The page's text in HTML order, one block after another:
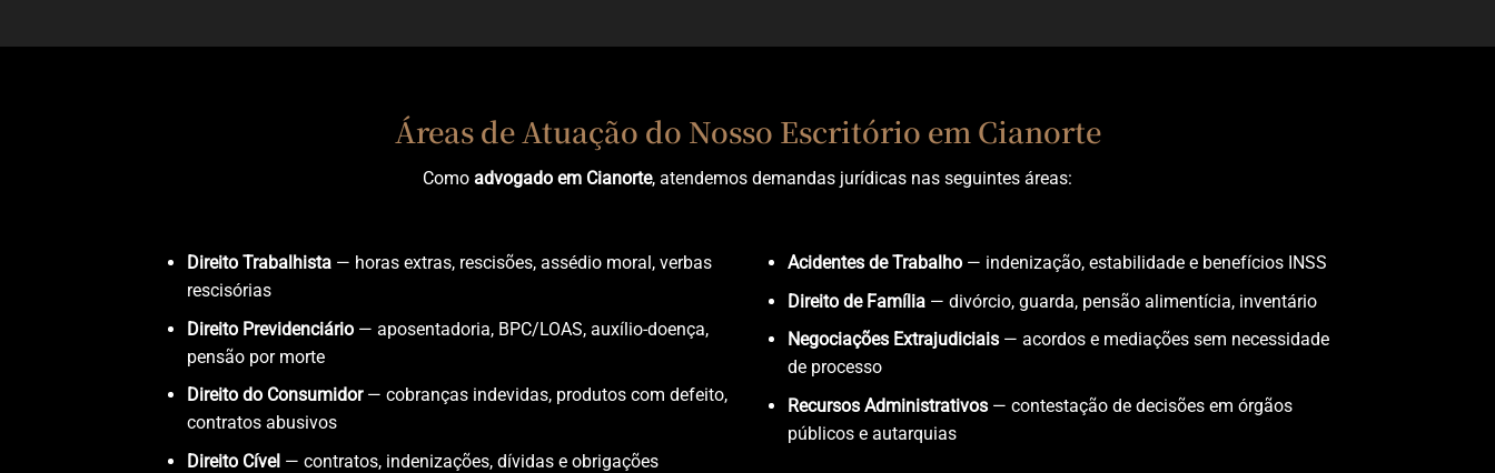
Áreas de Atuação do Nosso Escritório em Cianorte
Como advogado em Cianorte, atendemos demandas jurídicas nas seguintes áreas:
Direito Trabalhista— horas extras, rescisões, assédio moral, verbas
rescisórias
Direito Previdenciário— aposentadoria, BPC/LOAS, auxílio-doença,
pensão por morte
Direito do Consumidor— cobranças indevidas, produtos com defeito,
contratos abusivos
Direito Cível— contratos, indenizações, dívidas e obrigações
Acidentes de Trabalho— indenização, estabilidade e benefícios INSS
Direito de Família— divórcio, guarda, pensão alimentícia, inventário
Negociações Extrajudiciais— acordos e mediações sem necessidade
de processo
Recursos Administrativos— contestação de decisões em órgãos
públicos e autarquias